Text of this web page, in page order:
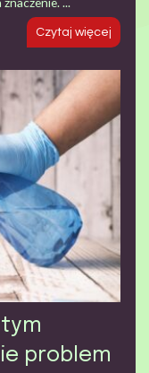
Czytaj więcej
problem